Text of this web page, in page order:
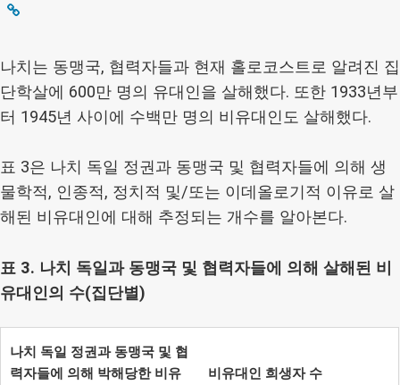
나치는 동맹국, 협력자들과 현재 홀로코스트로 알려진 집
단학살에 600만 명의 유대인을 살해했다. 또한 1933년부
터 1945년 사이에 수백만 명의 비유대인도 살해했다.
표 3은 나치 독일 정권과 동맹국 및 협력자들에 의해 생
물학적, 인종적, 정치적 및/또는 이데올로기적 이유로 살
해된 비유대인에 대해 추정되는 개수를 알아본다.
표 3. 나치 독일과 동맹국 및 협력자들에 의해 살해된 비
유대인의 수(집단별)
나치 독일 정권과 동맹국 및 협
력자들에 의해 박해당한 비유
비유대인 희생자 수